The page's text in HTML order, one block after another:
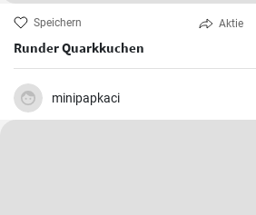
Speichern Aktie
Runder Quarkkuchen
minipapkaci